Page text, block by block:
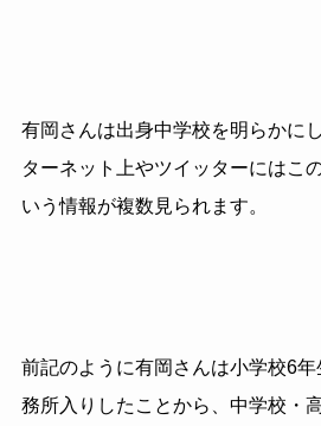
有岡さんは出身中学校を明らかに
ターネット上やツイッターにはこ
いう情報が複数見られます。
前記のように有岡さんは小学校6
務所入りしたことから、中学校・